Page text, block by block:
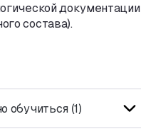
документации
состава).
обучиться (1)